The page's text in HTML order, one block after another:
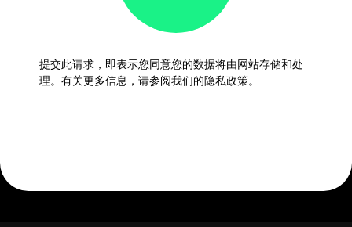
提交此请求，即表示您同意您的数据将由网站存储和处
理。有关更多信息，请参阅我们的隐私政策。